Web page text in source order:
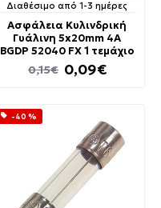
Διαθέσιμο από 1-3 ημέρες
Ασφάλεια Κυλινδρική
Γυάλινη 5x20mm 4A
BGDP 52040 FX 1 τεμάχιο
0,09€
0,15€
-40 %